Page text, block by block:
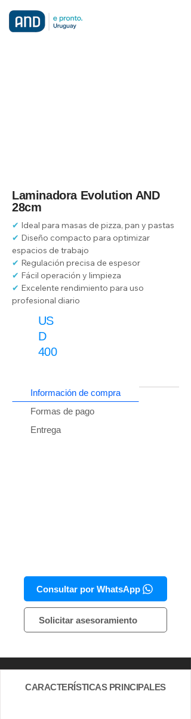
Laminadora Evolution AND
28cm
✔ Ideal para masas de pizza, pan y pastas
✔ Diseño compacto para optimizar
espacios de trabajo
✔ Regulación precisa de espesor
✔ Fácil operación y limpieza
✔ Excelente rendimiento para uso
profesional diario
US
D
400
Información de compra
Formas de pago
Entrega
Consultar por WhatsApp
Solicitar asesoramiento
CARACTERÍSTICAS PRINCIPALES